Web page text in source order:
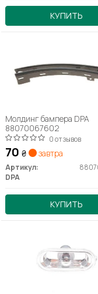
КУПИТЬ
Молдинг бампера DPA
88070067602
0 отзывов
70 ₴ завтра
Артикул:
DPA
КУПИТЬ